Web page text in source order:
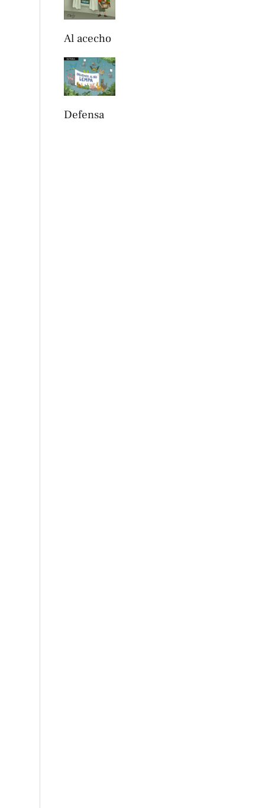
Al acecho
Defensa